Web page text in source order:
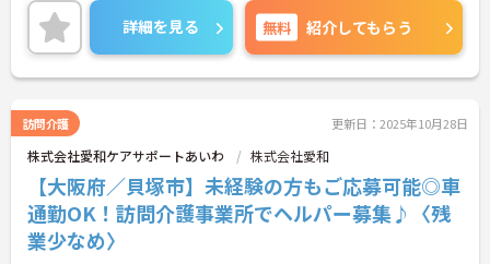
詳細を見る 無料 紹介してもらう
訪問介護 更新日：2025年10月28日
株式会社愛和ケアサポートあいわ 株式会社愛和
【大阪府／貝塚市】未経験の方もご応募可能◎車
通勤OK！訪問介護事業所でヘルパー募集♪〈残
業少なめ〉